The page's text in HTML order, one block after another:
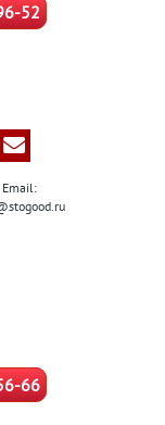
52
Email:
66